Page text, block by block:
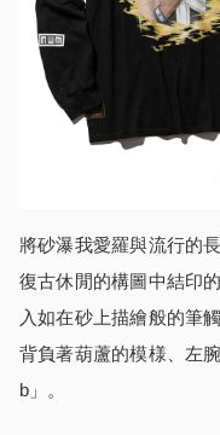
將砂瀑我愛羅與流行的
復古休閒的構圖中結印
入如在砂上描繪般的筆
背負著葫蘆的模様、左
b」。